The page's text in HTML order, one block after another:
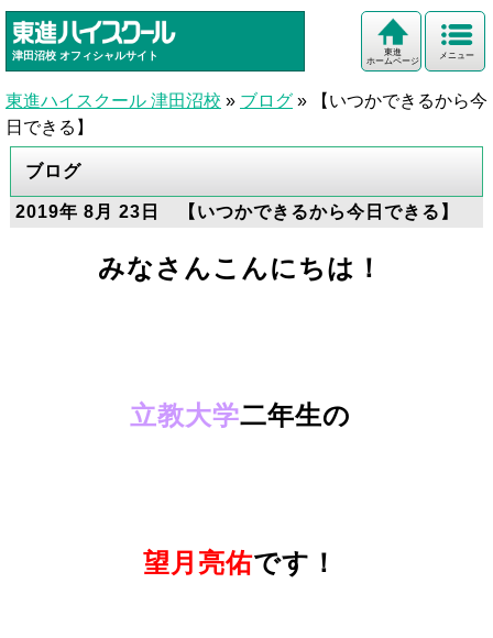
津田沼校 オフィシャルサイト メニュー
東進
ホームページ
東進ハイスクール 津田沼校 » ブログ »
【いつかできるから今
日できる】
ブログ
2019年 8月 23日 【いつかできるから今日できる】
みなさんこんにちは！
立教大学二年生の
望月亮佑です！